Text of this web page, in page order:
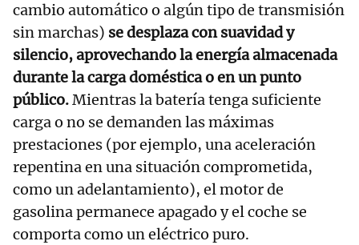
cambio automático o algún tipo de transmisión
sin marchas) se desplaza con suavidad y
silencio, aprovechando la energía almacenada
durante la carga doméstica o en un punto
público.Mientras la batería tenga suficiente
carga o no se demanden las máximas
prestaciones (por ejemplo, una aceleración
repentina en una situación comprometida,
como un adelantamiento), el motor de
gasolina permanece apagado y el coche se
comporta como un eléctrico puro.